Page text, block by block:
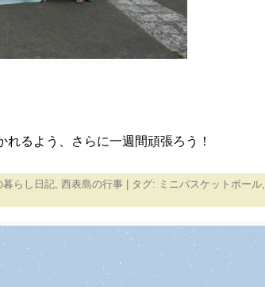
るよう、さらに一週間頑張ろう！
暮らし日記,西表島の行事 | タグ: ミニバスケットボール,